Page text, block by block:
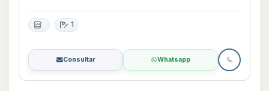
1
Consultar Whatsapp